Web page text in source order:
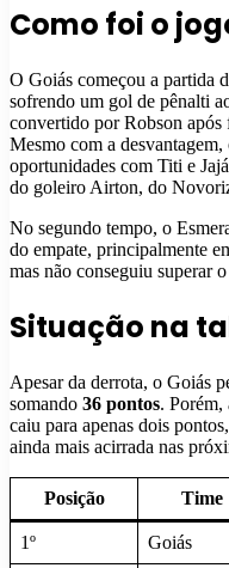
Como foi o
O Goiás começou a partida
sofrendo um gol de pênalti
convertido por Robson após
Mesmo com a
oportunidades com Titi e
do goleiro Airton, do
No segundo tempo, o
do empate, principalmente
mas não conseguiu superar
Situação na
Apesar da derrota, o Goiás
somando 36 pontos. Porém,
caiu para apenas dois
ainda mais acirrada nas
Posição Time
1º Goiás